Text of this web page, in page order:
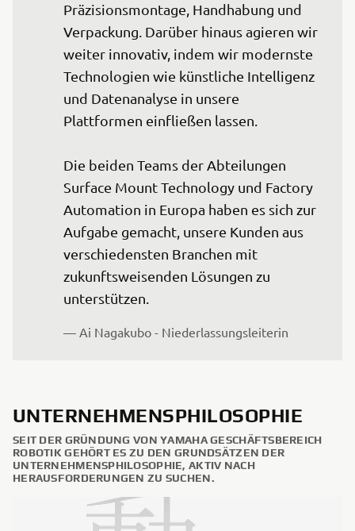
Präzisionsmontage, Handhabung und
Verpackung. Darüber hinaus agieren wir
weiter innovativ, indem wir modernste
Technologien wie künstliche Intelligenz
und Datenanalyse in unsere
Plattformen einfließen lassen.
Die beiden Teams der Abteilungen
Surface Mount Technology und Factory
Automation in Europa haben es sich zur
Aufgabe gemacht, unsere Kunden aus
verschiedensten Branchen mit
zukunftsweisenden Lösungen zu
— Ai Nagakubo - Niederlassungsleiterin
UNTERNEHMENSPHILOSOPHIE
SEIT DER GRÜNDUNG VON YAMAHA GESCHÄFTSBEREICH
ROBOTIK GEHÖRT ES ZU DEN GRUNDSÄTZEN DER
UNTERNEHMENSPHILOSOPHIE, AKTIV NACH
HERAUSFORDERUNGEN ZU SUCHEN.